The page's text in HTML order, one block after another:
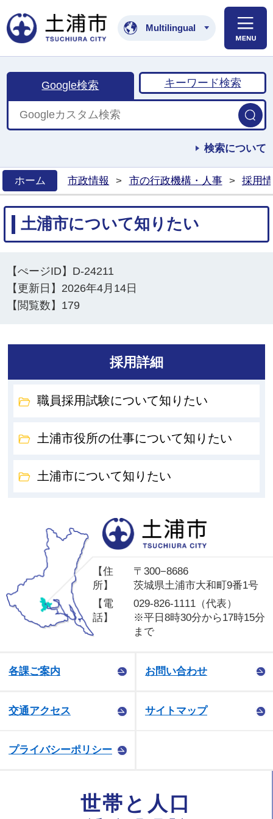
土浦市公式ホームペ
Multilingual
Google検索 キーワード検索
検索について
ホーム
市政情報 > 市の行政機構・人事 > 採用
土浦市について知りたい
【ぺージID】 D-24211
【更新日】 2026年4月14日
【閲覧数】 179
採用詳細
職員採用試験について知りたい
土浦市役所の仕事について知りたい
土浦市について知りたい
【住
所】
〒300−8686
茨城県土浦市大和町9番1号
【電
話】
029-826-1111（代表）
※平日8時30分から17時15分
まで
各課ご案内 お問い合わせ
交通アクセス サイトマップ
プライバシーポリシー